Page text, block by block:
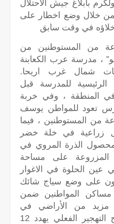
بابلاغ جيش الاحتلال
من خلال وضع اخطار على
في وقت سابق
من المستوطنين من
، مدرسة عرب الكعابنة
شمال غرب اريحا.
الرئيسية للمدرسة قبل
المنطقة ، وفي خربة
تعود للمواطن يوسف
من المستوطنين ، فيما
زراعية في خلة خضر
محصول الذرة المروي في
المزروعة على مساحة
الحلوة في الاغوار
على وضع سياج شائك
المواطنين ضمن
مزيد من الأراضي في
المنطقة حيث بات شبح التهجير الفعلي يهدد 12